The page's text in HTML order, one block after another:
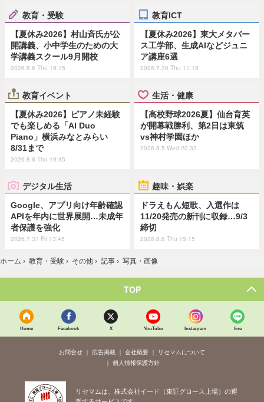
教育・受験
【夏休み2026】村山斉氏が公
開講義、小中学生のための大
学講義スクール9月開校
2026.8.6 Thu 19:15
教育ICT
【夏休み2026】東大メタバー
ス工学部、生成AIなどジュニ
ア講座6選
2026.7.30 Thu 11:15
教育イベント
【夏休み2026】ピアノ未経験
でも楽しめる「AI Duo
Piano」横浜みなとみらい
8/31まで
2026.8.6 Thu 19:45
生活・健康
【高校野球2026夏】仙台育英
が開幕戦勝利、第2日は東筑
vs神村学園ほか
2026.8.5 Wed 20:32
デジタル生活
Google、アプリ向け年齢確認
APIを年内に世界展開…未成年
者保護を強化
2026.7.31 Fri 13:45
趣味・娯楽
ドラえもん短歌、入選作は
11/20発売の新刊に収録…9/3
締切
2026.8.6 Thu 15:15
ホーム › 教育・受験 › その他 › 記事 › 写真・画像
TOP
Home Facebook X YouTube Instagram line
お問合せ 広告掲載 会社概要
リセマムについて
個人情報保護方針
リセマムは、株式会社イード（東証グロース上場）の運